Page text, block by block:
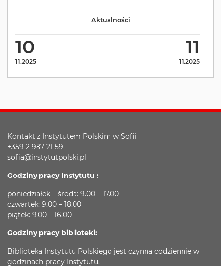
10
11.2025
11
11.2025
Aktualności
Kontakt z Instytutem Polskim w Sofii
+359 2 987 21 59
sofia@instytutpolski.pl
Godziny pracy Instytutu :
poniedziałek – środa: 9.00 – 17.00
czwartek: 9.00 – 18.00
piątek: 9.00 – 16.00
Godziny pracy biblioteki:
Biblioteka Instytutu Polskiego jest czynna codziennie w
godzinach pracy Instytutu.